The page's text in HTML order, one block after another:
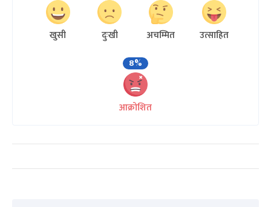
खुसी दुःखी अचम्मित
उत्साहित
8%
आक्रोशित